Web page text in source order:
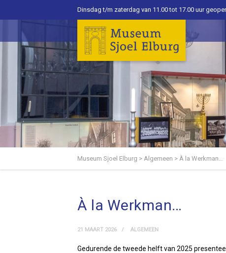
Dinsdag t/m zaterdag van 11.00 tot 17.00 uur
Museum Sjoel Elburg > Algemeen > À la Werkman…
À la Werkman…
21 MAART 2026 ALGEMEEN
Gedurende de tweede helft van 2025